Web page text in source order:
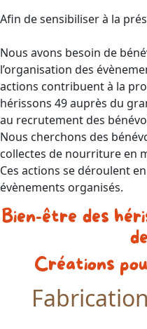
Afin de sensibiliser à la
Nous avons besoin de
l’organisation des
actions contribuent à la
hérissons 49 auprès du
au recrutement des
Nous cherchons des
collectes de nourriture en
Ces actions se déroulent
évènements organisés.
Bien-être des
Créations